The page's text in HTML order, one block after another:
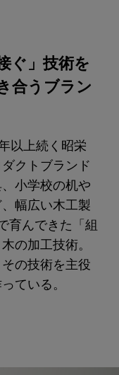
ぐ」技術を
合うブラン
以上続く昭栄
クトブランド
小学校の机や
幅広い木工製
育んできた「組
の加工技術。
の技術を主役
ている。